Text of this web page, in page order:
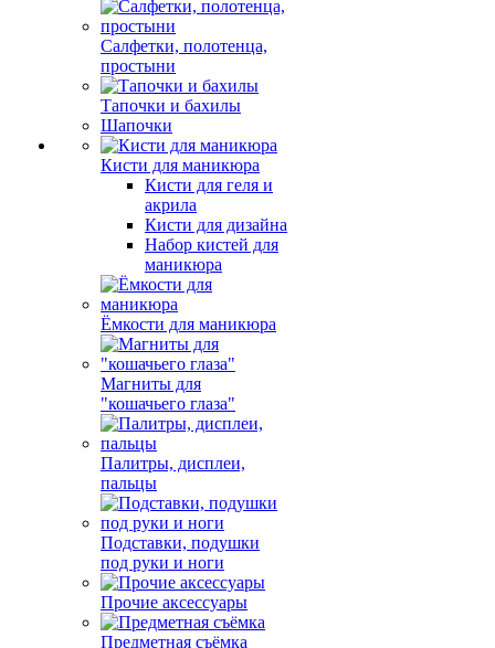
Салфетки, полотенца,
простыни
Тапочки и бахилы
Шапочки
Кисти для маникюра
Кисти для геля и
акрила
Кисти для дизайна
Набор кистей для
маникюра
Ёмкости для маникюра
Магниты для
"кошачьего глаза"
Палитры, дисплеи,
пальцы
Подставки, подушки
под руки и ноги
Прочие аксессуары
Предметная съёмка